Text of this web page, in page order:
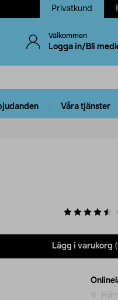
Privatkund
Välkommen
Logga in/Bli
Våra tjänster
Lägg i varukorg